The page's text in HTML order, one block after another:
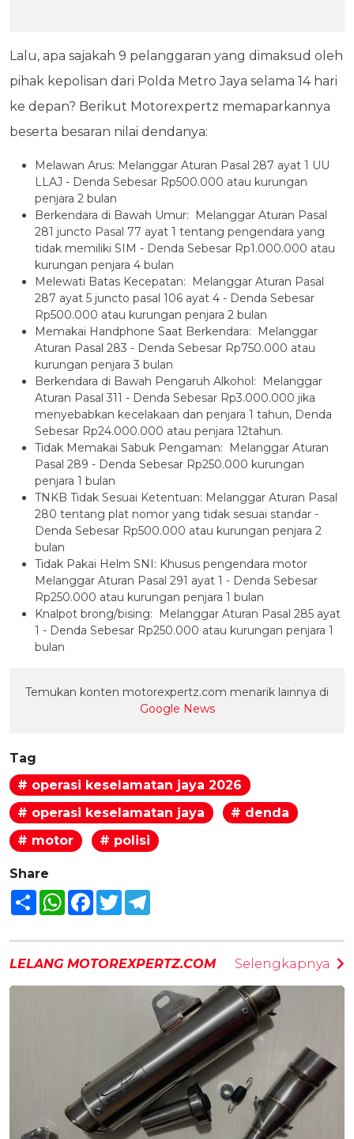
Lalu, apa sajakah 9 pelanggaran yang dimaksud oleh
pihak kepolisan dari Polda Metro Jaya selama 14 hari
ke depan? Berikut Motorexpertz memaparkannya
beserta besaran nilai dendanya:
Melawan Arus: Melanggar Aturan Pasal 287 ayat 1 UU
LLAJ - Denda Sebesar Rp500.000 atau kurungan
penjara 2 bulan
Berkendara di Bawah Umur: Melanggar Aturan Pasal
281 juncto Pasal 77 ayat 1 tentang pengendara yang
tidak memiliki SIM - Denda Sebesar Rp1.000.000 atau
kurungan penjara 4 bulan
Melewati Batas Kecepatan: Melanggar Aturan Pasal
287 ayat 5 juncto pasal 106 ayat 4 - Denda Sebesar
Rp500.000 atau kurungan penjara 2 bulan
Memakai Handphone Saat Berkendara: Melanggar
Aturan Pasal 283 - Denda Sebesar Rp750.000 atau
kurungan penjara 3 bulan
Berkendara di Bawah Pengaruh Alkohol: Melanggar
Aturan Pasal 311 - Denda Sebesar Rp3.000.000 jika
menyebabkan kecelakaan dan penjara 1 tahun, Denda
Sebesar Rp24.000.000 atau penjara 12tahun.
Tidak Memakai Sabuk Pengaman: Melanggar Aturan
Pasal 289 - Denda Sebesar Rp250.000 kurungan
penjara 1 bulan
TNKB Tidak Sesuai Ketentuan: Melanggar Aturan Pasal
280 tentang plat nomor yang tidak sesuai standar -
Denda Sebesar Rp500.000 atau kurungan penjara 2
bulan
Tidak Pakai Helm SNI: Khusus pengendara motor
Melanggar Aturan Pasal 291 ayat 1 - Denda Sebesar
Rp250.000 atau kurungan penjara 1 bulan
Knalpot brong/bising: Melanggar Aturan Pasal 285 ayat
1 - Denda Sebesar Rp250.000 atau kurungan penjara 1
bulan
Temukan konten motorexpertz.com menarik lainnya di
Google News
Tag
# operasi keselamatan jaya 2026
# operasi keselamatan jaya
# denda
# motor
# polisi
Share
Share WhatsAppFacebook
Twitter
LELANG MOTOREXPERTZ.COM Selengkapnya